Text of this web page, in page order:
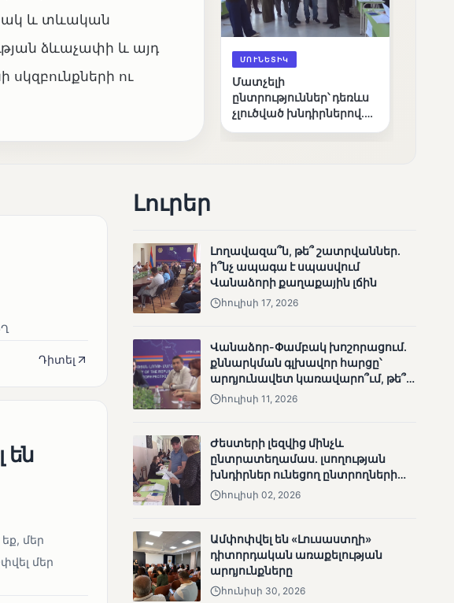
և տևական
ձևաչափի և այդ
ու
ՄՈՒՆԵՏԻԿ
Մատչելի
ընտրություններ՝ դեռևս
չլուծված խնդիրներով.
ՄՈՒՆԵՏԻԿ
Մատչելի
ընտրություններ.
ՄՈՒՆԵՏԻԿ
տեղամասերի
Դիտել
են
մեր
մեր
Լուրեր
Լողավազա՞ն, թե՞ շատրվաններ.
ի՞նչ ապագա է սպասվում
Վանաձորի քաղաքային լճին
հուլիսի 17, 2026
Վանաձոր-Փամբակ խոշորացում.
քննարկման գլխավոր հարցը՝
արդյունավետ կառավարո՞ւմ, թե՞
քաղաքական նպատակ
հուլիսի 11, 2026
Ժեստերի լեզվից մինչև
ընտրատեղամաս. լսողության
խնդիրներ ունեցող ընտրողների
ճանապարհը
հուլիսի 02, 2026
Ամփոփվել են «Լուսաստղի»
դիտորդական առաքելության
արդյունքները
հունիսի 30, 2026